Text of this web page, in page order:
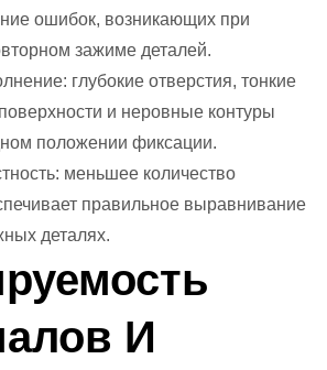
ошибок, возникающих при
зажиме деталей.
глубокие отверстия, тонкие
и неровные контуры
положении фиксации.
меньшее количество
правильное выравнивание
деталях.
И